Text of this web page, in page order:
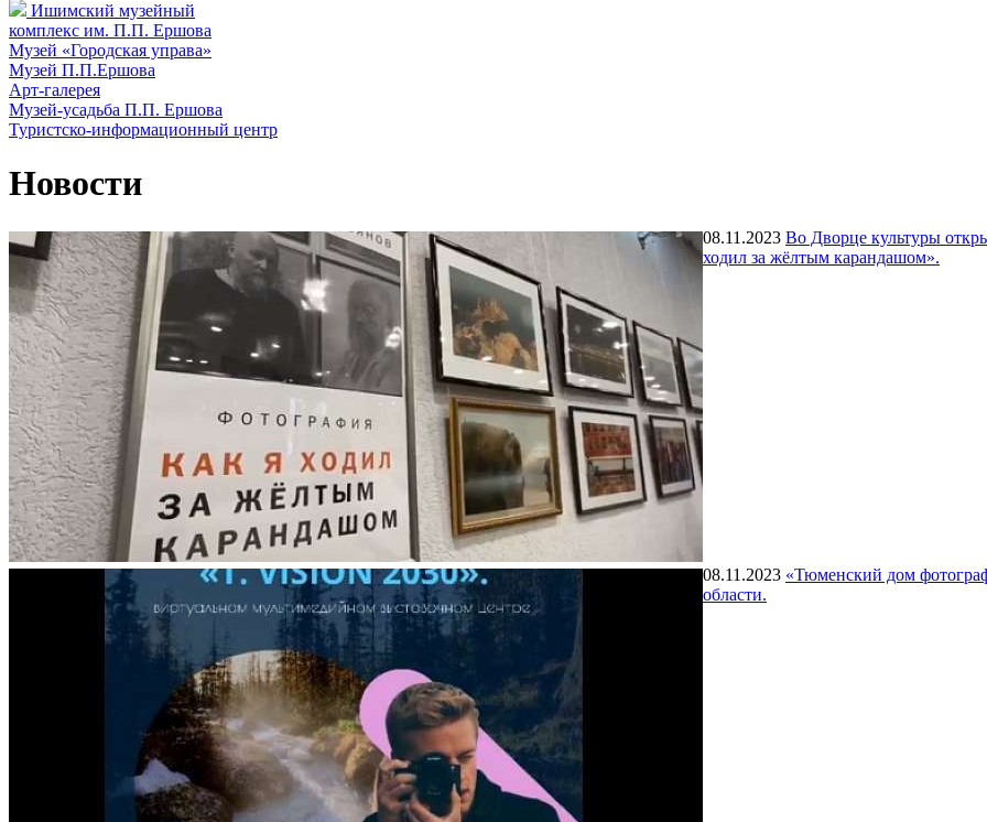
Ишимский музейный
комплекс им. П.П. Ершова
Музей «Городская управа»
Музей П.П.Ершова
Арт-галерея
Музей-усадьба П.П. Ершова
Туристско-информационный центр
Новости
08.11.2023 Во Дворце культуры
ходил за жёлтым карандашом».
08.11.2023 «Тюменский дом
области.